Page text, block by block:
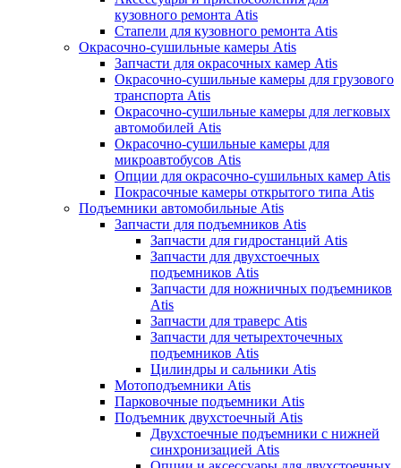
кузовного ремонта Atis
Стапели для кузовного ремонта Atis
Окрасочно-сушильные камеры Atis
Запчасти для окрасочных камер Atis
Окрасочно-сушильные камеры для грузового
транспорта Atis
Окрасочно-сушильные камеры для легковых
автомобилей Atis
Окрасочно-сушильные камеры для
микроавтобусов Atis
Опции для окрасочно-сушильных камер Atis
Покрасочные камеры открытого типа Atis
Подъемники автомобильные Atis
Запчасти для подъемников Atis
Запчасти для гидростанций Atis
Запчасти для двухстоечных
подъемников Atis
Запчасти для ножничных подъемников
Atis
Запчасти для траверс Atis
Запчасти для четырехточечных
подъемников Atis
Цилиндры и сальники Atis
Мотоподъемники Atis
Парковочные подъемники Atis
Подъемник двухстоечный Atis
Двухстоечные подъемники с нижней
синхронизацией Atis